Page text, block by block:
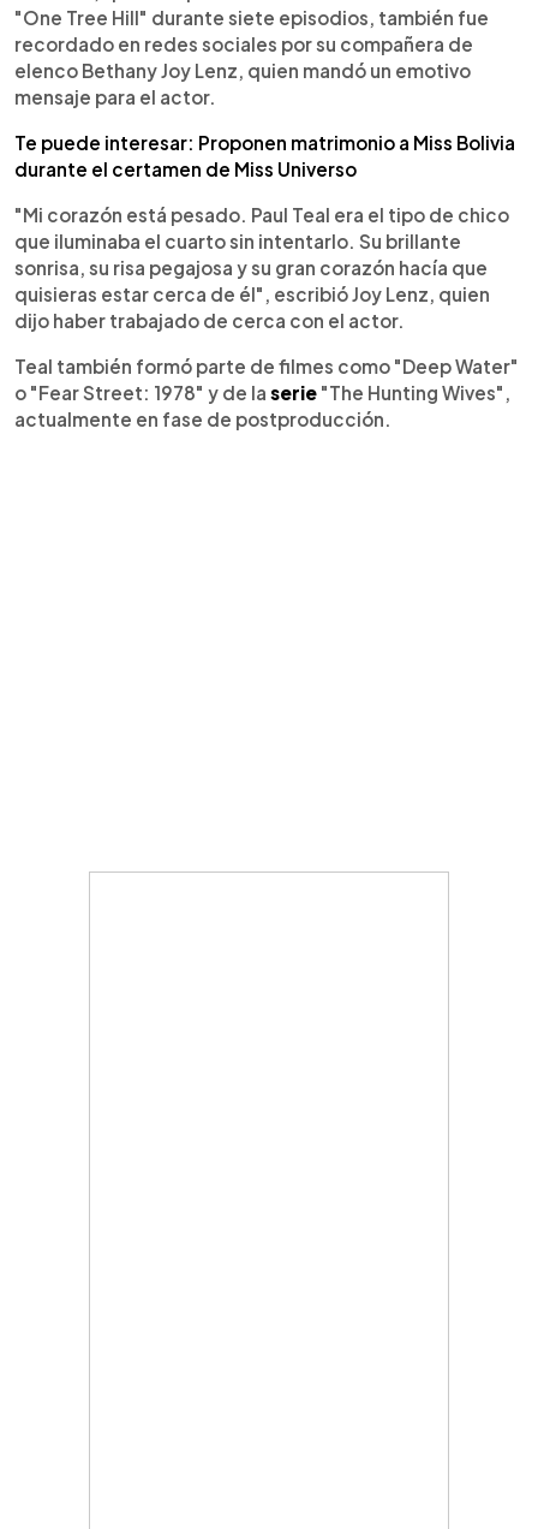
"One Tree Hill" durante siete episodios, también fue
recordado en redes sociales por su compañera de
elenco Bethany Joy Lenz, quien mandó un emotivo
mensaje para el actor.
Te puede interesar: Proponen matrimonio a Miss Bolivia
durante el certamen de Miss Universo
"Mi corazón está pesado. Paul Teal era el tipo de chico
que iluminaba el cuarto sin intentarlo. Su brillante
sonrisa, su risa pegajosa y su gran corazón hacía que
quisieras estar cerca de él", escribió Joy Lenz, quien
dijo haber trabajado de cerca con el actor.
Teal también formó parte de filmes como "Deep Water"
o "Fear Street: 1978" y de la serie "The Hunting Wives",
actualmente en fase de postproducción.